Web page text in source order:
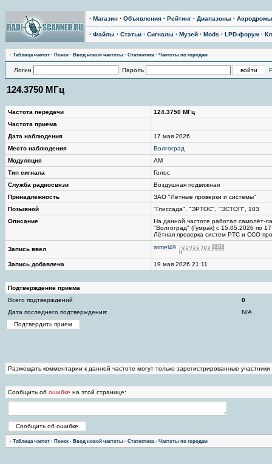
· Магазин · Объявления · Рейтинг · Диапазоны · Аэродромы
· Файлы · Статьи · Сигналы · Музей · Mods · LPD-форум ·
· Таблица частот · Поиск · Ввод новой частоты · Статистика· Частоты по городам
Логин Пароль
124.3750 МГц
Частота передачи
124.3750 МГц
Частота приема
Дата наблюдения
17 мая 2026
Место наблюдения
Волгоград
Модуляция
AM
Тип сигнала
Голос
Служба радиосвязи
Воздушная подвижная
Принадлежность
ЗАО "Лётные проверки и системы"
Позывной
"Глиссада", "ЭРТОС", "ЭСТОП", 103
Описание
На данной частоте работал самолёт-
"Волгоград" (Гумрак) с 15.05.2026 по
Лётная проверка систем РТС и ССО
Запись ввел atmel49
Запись добавлена 19 мая 2026 21:11
Подтверждение приема
Всего подтверждений
0
Дата последнего подтверждения:
N/A
Размещать комментарии к данной частоте могут только зарегистрированные
Сообщить об ошибке на этой странице:
· Таблица частот · Поиск · Ввод новой частоты · Статистика· Частоты по городам